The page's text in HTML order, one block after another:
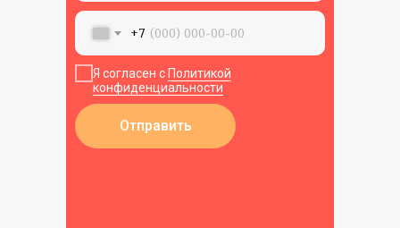
+7
Я согласен сПолитикой
конфиденциальности
Отправить